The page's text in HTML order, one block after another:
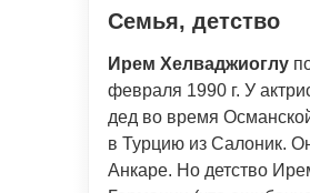
Семья, детство
Ирем Хелваджиоглу
февраля 1990 г. У
дед во время
в Турцию из Салоник.
Анкаре. Но детство